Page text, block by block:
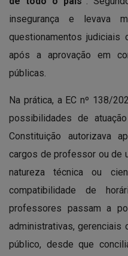
insegurança e levava
questionamentos
após a aprovação em
públicas.
Na prática, a EC nº 138/
possibilidades de
Constituição autorizava
cargos de professor ou de
natureza técnica ou
compatibilidade de
professores passam a
administrativas, gerenciais
público, desde que